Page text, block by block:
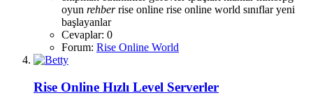
oyun rehber rise online rise online world sınıflaryeni
başlayanlar
Cevaplar: 0
Forum: Rise Online World
Rise Online Hızlı Level Serverler